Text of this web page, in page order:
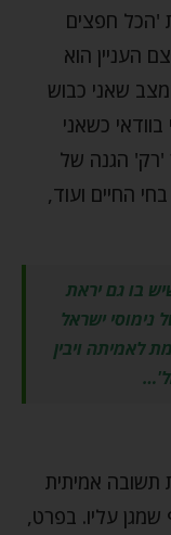
'הכל חפצים
העניין הוא
שאני כבוש
כשאני
'רק' הגנה של
החיים ועוד,
בו גם יראת
נימוסי ישראל
לאמיתה ויבין
תשובה אמיתית
עליו. בפרט,